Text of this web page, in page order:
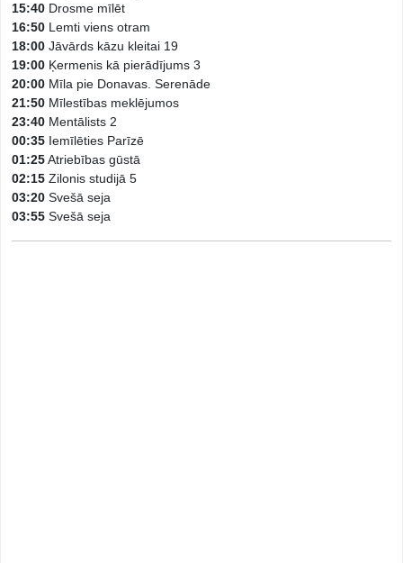
15:40 Drosme mīlēt
16:50 Lemti viens otram
18:00 Jāvārds kāzu kleitai 19
19:00 Ķermenis kā pierādījums 3
20:00 Mīla pie Donavas. Serenāde
21:50 Mīlestības meklējumos
23:40 Mentālists 2
00:35 Iemīlēties Parīzē
01:25Atriebības gūstā
02:15 Zilonis studijā 5
03:20 Svešā seja
03:55 Svešā seja